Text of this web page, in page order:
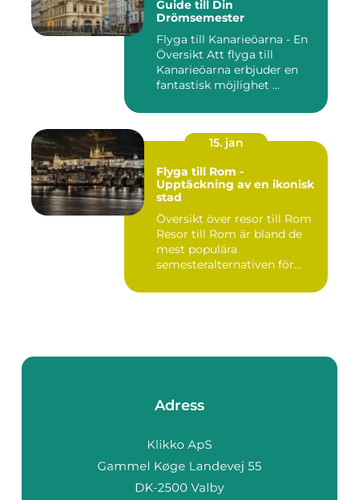
Guide till Din
Drömsemester
Flyga till Kanarieöarna - En
Översikt Att flyga till
Kanarieöarna erbjuder en
fantastisk möjlighet ...
15. jan
Flyga till Rom -
Upptäckning av en ikonisk
stad
Översikt över resor till Rom
Resor till Rom är bland de
mest populära
semesteralternativen för
Adress